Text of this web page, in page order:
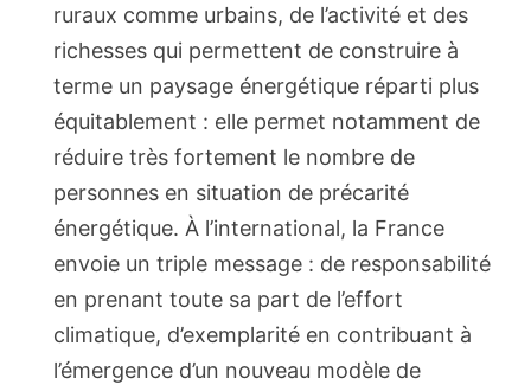
ruraux comme urbains, de l’activité et des
richesses qui permettent de construire à
terme un paysage énergétique réparti plus
équitablement : elle permet notamment de
réduire très fortement le nombre de
personnes en situation de précarité
énergétique. À l’international, la France
envoie un triple message : de responsabilité
en prenant toute sa part de l’effort
climatique, d’exemplarité en contribuant à
l’émergence d’un nouveau modèle de